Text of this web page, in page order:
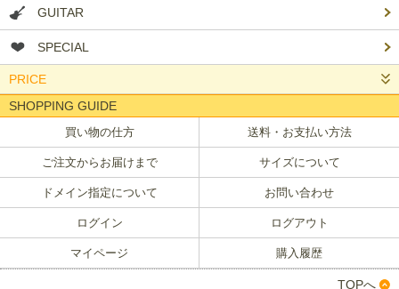
GUITAR
SPECIAL
PRICE
SHOPPING GUIDE
買い物の仕方 送料・お支払い方法
ご注文からお届けまで サイズについて
ドメイン指定について お問い合わせ
ログイン ログアウト
マイページ 購入履歴
TOPへ